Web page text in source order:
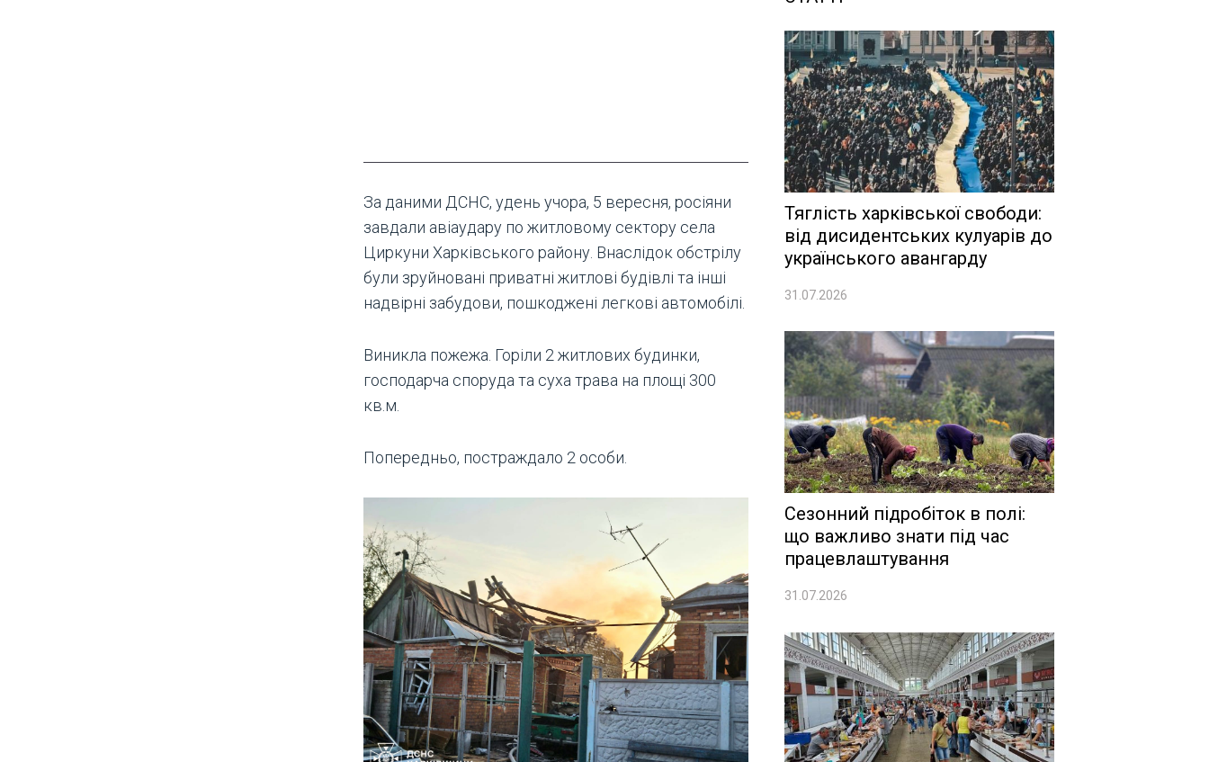
За даними ДСНС, удень учора, 5 вересня, росіяни
завдали авіаудару по житловому сектору села
Циркуни Харківського району. Внаслідок обстрілу
були зруйновані приватні житлові будівлі та інші
надвірні забудови, пошкоджені легкові автомобілі.
Виникла пожежа. Горіли 2 житлових будинки,
господарча споруда та суха трава на площі 300
кв.м.
Попередньо, постраждало 2 особи.
Тяглість харківської свободи:
від дисидентських кулуарів до
українського авангарду
31.07.2026
Сезонний підробіток в полі:
що важливо знати під час
працевлаштування
31.07.2026